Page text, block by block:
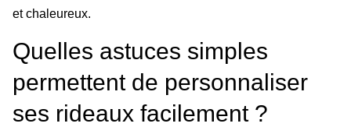
et chaleureux.
Quelles astuces simples
permettent de personnaliser
ses rideaux facilement ?